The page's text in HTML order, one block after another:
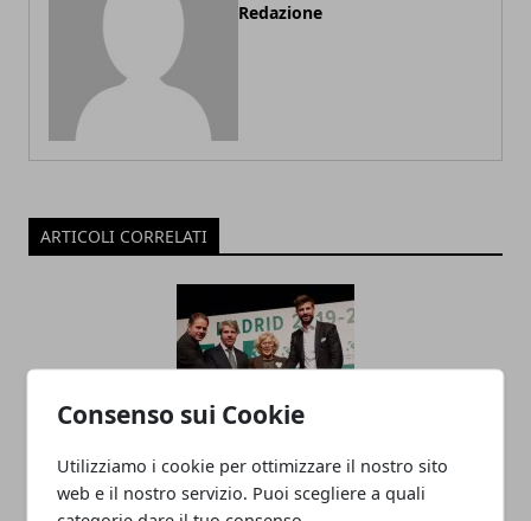
Consenso sui Cookie
Utilizziamo i cookie per ottimizzare il nostro sito
web e il nostro servizio. Puoi scegliere a quali
Redazione
ARTICOLI CORRELATI
Nuova Coppa Davis, come funziona e